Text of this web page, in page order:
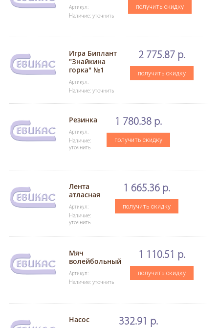
Артикул:
Наличие: уточнить
получить скидку
Игра Биплант
"Знайкина
горка" №1
Артикул:
Наличие: уточнить
2 775.87 р.
получить скидку
Резинка
Артикул:
Наличие:
уточнить
1 780.38 р.
получить скидку
Лента
атласная
Артикул:
Наличие:
уточнить
1 665.36 р.
получить скидку
Мяч
волейбольный
Артикул:
Наличие: уточнить
1 110.51 р.
получить скидку
Насос 332.91 р.